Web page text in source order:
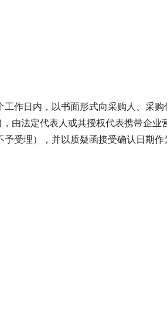
作日内，以书面形式向采购人、采购
由法定代表人或其授权代表携带企业
受理），并以质疑函接受确认日期作